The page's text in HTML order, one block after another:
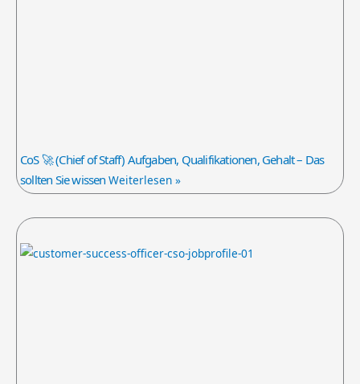
CoS 🚀 (Chief of Staff) Aufgaben, Qualifikationen, Gehalt – Das
sollten Sie wissen Weiterlesen »